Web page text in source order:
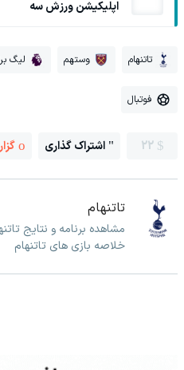
اپلیکیشن ورزش سه
تاتنهام وستهم لیگ
فوتبال
22 اشتراک گذاری
تاتنهام
مشاهده برنامه و نتایج
خلاصه بازی های تاتنهام